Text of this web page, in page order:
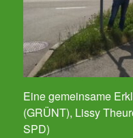
Eine gemeinsame
(GRÜNT), Lissy
SPD)